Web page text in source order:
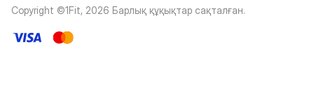
Copyright ©1Fit, 2026 Барлық құқықтар сақталған.